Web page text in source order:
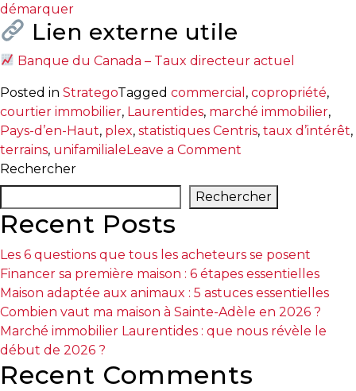
démarquer
Lien externe utile
Banque du Canada – Taux directeur actuel
Posted in StrategoTagged commercial , copropriété,
courtier immobilier, Laurentides, marché immobilier,
Pays-d’en-Haut, plex, statistiques Centris, taux d’intérêt,
terrains, unifamilialeLeave a Comment
immobilier
Laurentides
les
Pays-
d’en-
Haut
profitent
baisses
Rechercher
Rechercher
Recent Posts
Les 6 questions que tous les acheteurs se posent
Financer sa première maison : 6 étapes essentielles
Maison adaptée aux animaux : 5 astuces essentielles
Combien vaut ma maison à Sainte-Adèle en 2026 ?
Marché immobilier Laurentides : que nous révèle le
début de 2026 ?
Recent Comments